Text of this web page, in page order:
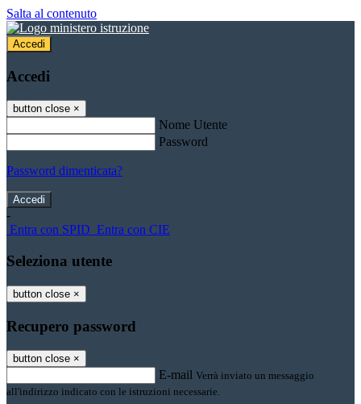
Salta al contenuto
Accedi
Accedi
button close ×
Nome Utente
Password
Password dimenticata?
-
Entra con SPID Entra con CIE
Seleziona utente
button close ×
Recupero password
button close ×
E-mail Verrà inviato un messaggio
all'indirizzo indicato con le istruzioni necessarie.